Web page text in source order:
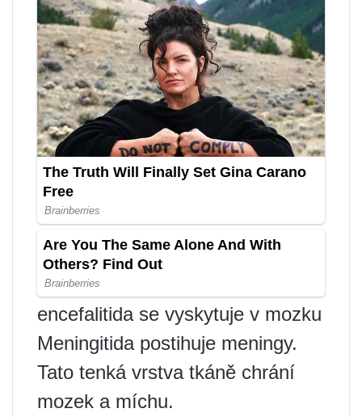
encefalitida se vyskytuje v mozku
Meningitida postihuje meningy.
Tato tenká vrstva tkáně chrání
mozek a míchu.